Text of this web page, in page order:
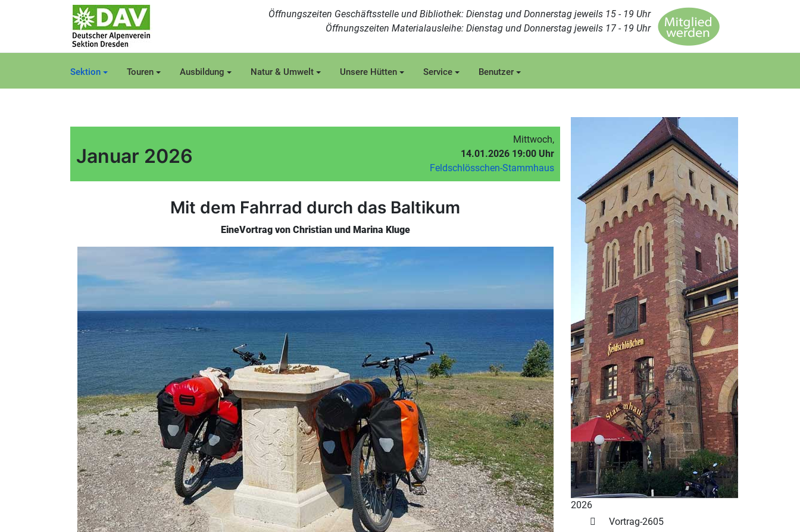
Öffnungszeiten Geschäftsstelle und Bibliothek: Dienstag und Donnerstag jeweils 15 - 19 Uhr
Öffnungszeiten Materialausleihe: Dienstag und Donnerstag jeweils 17 - 19 Uhr
Sektion Touren Ausbildung Natur & Umwelt Unsere Hütten Service Benutzer
Januar 2026
Mittwoch,
14.01.2026 19:00 Uhr
Feldschlösschen-Stammhaus
Mit dem Fahrrad durch das Baltikum
EineVortrag von Christian und Marina Kluge
2026
Vortrag-2605